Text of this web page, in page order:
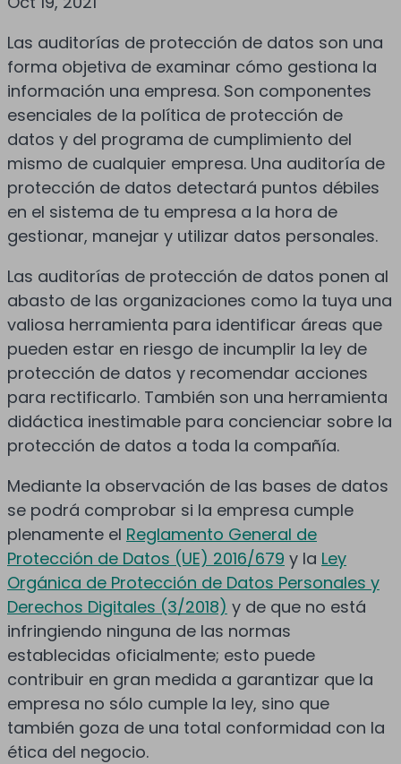
Las auditorías de protección de datos son una
forma objetiva de examinar cómo gestiona la
información una empresa. Son componentes
esenciales de la política de protección de
datos y del programa de cumplimiento del
mismo de cualquier empresa. Una auditoría de
protección de datos detectará puntos débiles
en el sistema de tu empresa a la hora de
gestionar, manejar y utilizar datos personales.
Las auditorías de protección de datos ponen al
abasto de las organizaciones como la tuya una
valiosa herramienta para identificar áreas que
pueden estar en riesgo de incumplir la ley de
protección de datos y recomendar acciones
para rectificarlo. También son una herramienta
didáctica inestimable para concienciar sobre la
protección de datos a toda la compañía.
Mediante la observación de las bases de datos
se podrá comprobar si la empresa cumple
plenamente el Reglamento General de
Protección de Datos (UE) 2016/679 y la Ley
Orgánica de Protección de Datos Personales y
Derechos Digitales (3/2018) y de que no está
infringiendo ninguna de las normas
establecidas oficialmente; esto puede
contribuir en gran medida a garantizar que la
empresa no sólo cumple la ley, sino que
también goza de una total conformidad con la
ética del negocio.